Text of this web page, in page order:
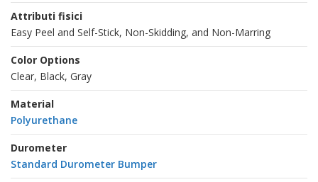
Attributi fisici
Easy Peel and Self-Stick, Non-Skidding, and Non-Marring
Color Options
Clear, Black, Gray
Material
Polyurethane
Durometer
Standard Durometer Bumper